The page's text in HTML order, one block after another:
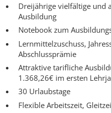
Dreijährige vielfältige und
Ausbildung
Notebook zum
Lernmittelzuschuss,
Abschlussprämie
Attraktive tarifliche
1.368,26€ im ersten
30 Urlaubstage
Flexible Arbeitszeit,